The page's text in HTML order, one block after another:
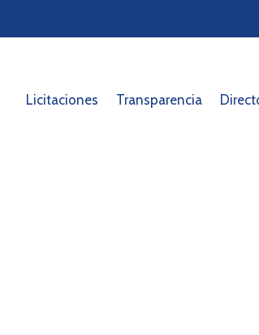
Licitaciones Transparencia